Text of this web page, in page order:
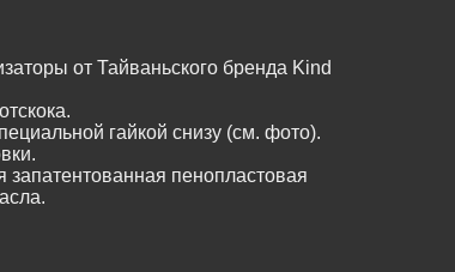
от Тайваньского бренда Kind
гайкой снизу (см. фото).
запатентованная пенопластовая